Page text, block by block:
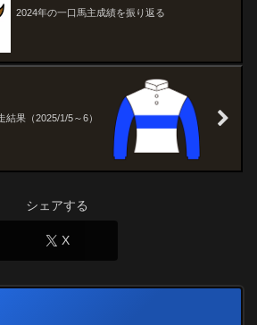
2024年の一口馬主成績を振り返る
結果（2025/1/5～6）
シェアする
X